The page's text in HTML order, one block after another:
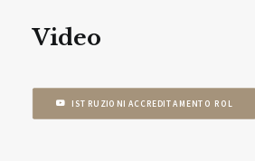
Video
ISTRUZIONI ACCREDITAMENTO ROL